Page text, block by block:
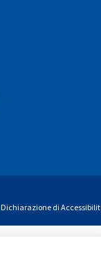
Dichiarazione di